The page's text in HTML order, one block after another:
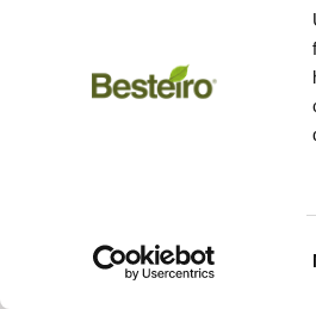
+34 982
Aviso legal Política